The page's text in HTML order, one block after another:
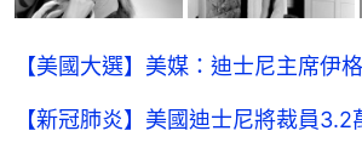
【美國大選】美媒：迪士尼主席伊
【新冠肺炎】美國迪士尼將裁員3.2